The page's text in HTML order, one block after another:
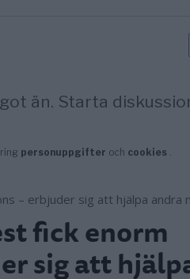
fick enorm
sig att